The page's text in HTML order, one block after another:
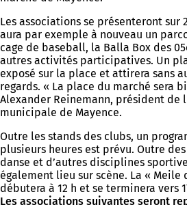
Les associations se présenteront sur
aura par exemple à nouveau un
cage de baseball, la Balla Box des
autres activités participatives. Un
exposé sur la place et attirera sans
regards. « La place du marché sera
Alexander Reinemann, président de
municipale de Mayence.
Outre les stands des clubs, un
plusieurs heures est prévu. Outre
danse et d’autres disciplines
également lieu sur scène. La « Meile
débutera à 12 h et se terminera vers
Les associations suivantes seront